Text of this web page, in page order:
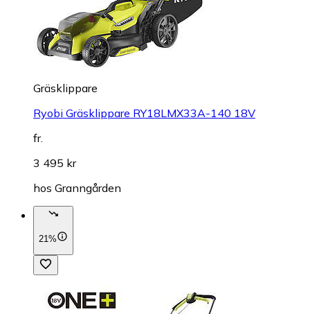
Gräsklippare
Ryobi Gräsklippare RY18LMX33A-140 18V
fr.
3 495 kr
hos Granngården
21%